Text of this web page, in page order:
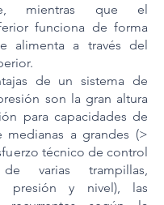
mientras que el
funciona de forma
alimenta a través del
de un sistema de
son la gran altura
para capacidades de
medianas a grandes (>
técnico de control
de varias trampillas,
presión y nivel), las